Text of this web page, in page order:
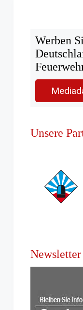
Werben
Unsere
Newsletter